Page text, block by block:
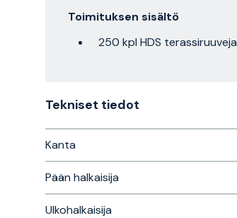
Toimituksen sisältö
250 kpl HDS terassiruuveja
Tekniset tiedot
Kanta
Pään halkaisija
Ulkohalkaisija